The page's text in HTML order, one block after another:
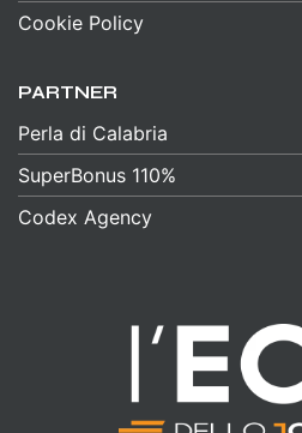
Cookie Policy
PARTNER
Perla di Calabria
SuperBonus 110%
Codex Agency